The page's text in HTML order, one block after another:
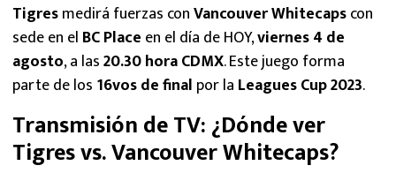
Tigresmedirá fuerzas conVancouver Whitecapscon
sede en el BC Place en el día de HOY,viernes 4 de
agosto, a las20.30 hora CDMX. Este juego forma
parte de los 16vos de final por la Leagues Cup 2023.
Transmisión de TV: ¿Dónde ver
Tigres vs. Vancouver Whitecaps?